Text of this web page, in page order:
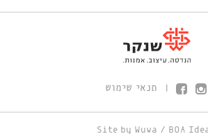
תנאי שימוש
Site by Wuwa / BOA